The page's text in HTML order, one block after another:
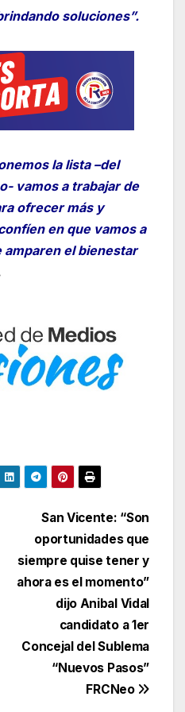
soluciones”.
la lista –del
vamos a trabajar de
ofrecer más y
en que vamos a
amparen el bienestar
San Vicente: “Son
oportunidades que
siempre quise tener y
ahora es el momento”
dijo Anibal Vidal
candidato a 1er
Concejal del Sublema
“Nuevos Pasos”
FRCNeo